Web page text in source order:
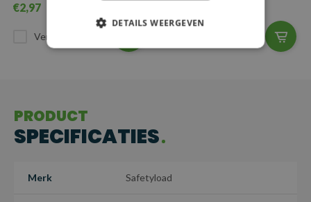
€2,97
Vergelijk
PRODUCT
SPECIFICATIES
Merk Safetyload
DETAILS WEERGEVEN